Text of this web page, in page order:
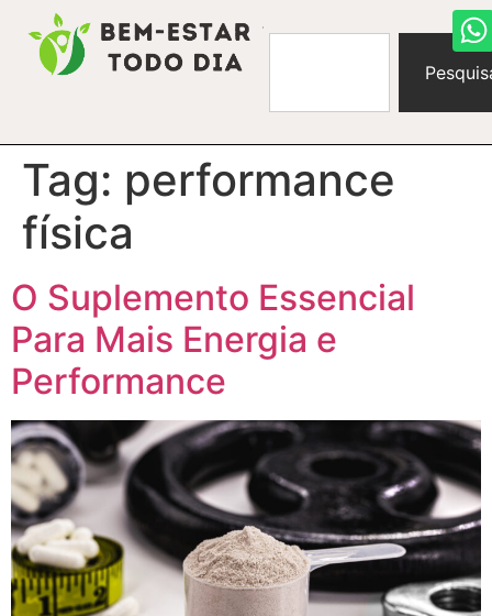
Tag: performance
física
O Suplemento Essencial
Para Mais Energia e
Performance